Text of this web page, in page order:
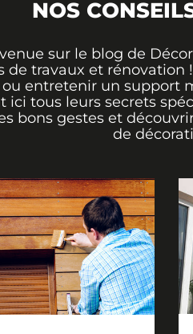
NOS
sur le blog de
de travaux et rénovation
ou entretenir un support
ici tous leurs secrets
bons gestes et
de